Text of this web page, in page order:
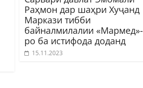
Раҳмон дар шаҳри Хуҷанд
Маркази тибби
байналмилалии «Мармед»-
ро ба истифода доданд
15.11.2023